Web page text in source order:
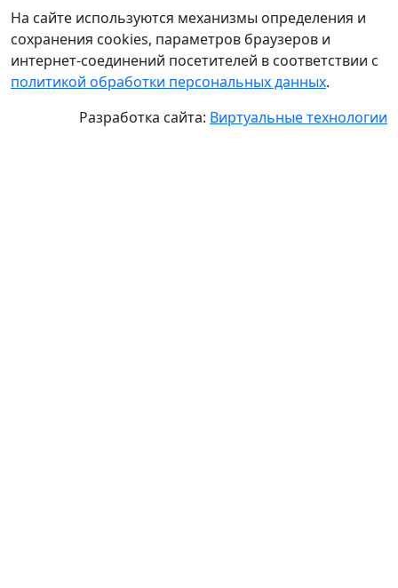
На сайте используются механизмы определения и
сохранения cookies, параметров браузеров и
интернет-соединений посетителей в соответствии с
политикой обработки персональных данных.
Разработка сайта: Виртуальные технологии